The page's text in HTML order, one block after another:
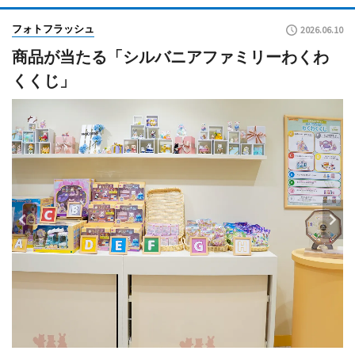
フォトフラッシュ 2026.06.10
商品が当たる「シルバニアファミリーわくわ
くくじ」